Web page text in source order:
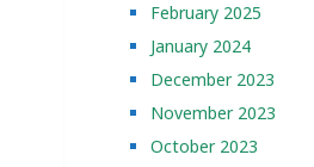
February 2025
January 2024
December 2023
November 2023
October 2023